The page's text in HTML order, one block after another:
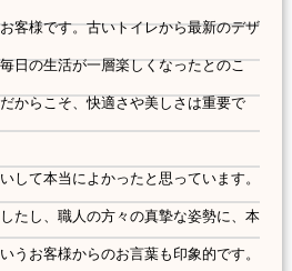
客様です。古いトイレから最新のデザ
日の生活が一層楽しくなったとのこ
からこそ、快適さや美しさは重要で
して本当によかったと思っています。
たし、職人の方々の真摯な姿勢に、本
うお客様からのお言葉も印象的です。